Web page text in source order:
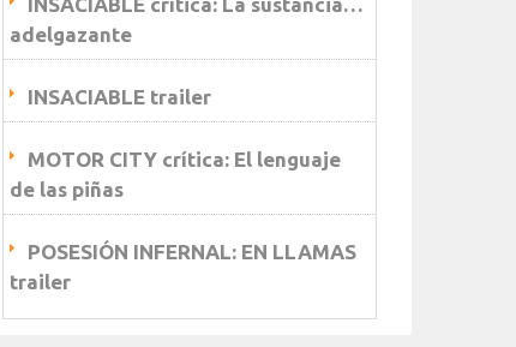
adelgazante
INSACIABLE trailer
MOTOR CITY crítica: El lenguaje
de las piñas
POSESIÓN INFERNAL: EN LLAMAS
trailer